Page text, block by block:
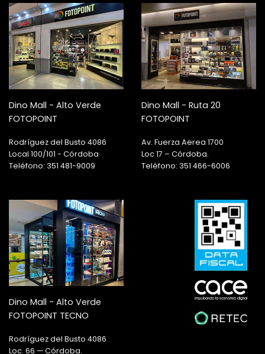
Dino Mall - Alto Verde
FOTOPOINT
Rodríguez del Busto 4086
Local 100/101 - Córdoba
Teléfono: 351 481-9009
Dino Mall - Ruta 20
FOTOPOINT
Av. Fuerza Aerea 1700
Loc 17 – Córdoba.
Teléfono: 351 466-6006
Dino Mall - Alto Verde
FOTOPOINT TECNO
Rodríguez del Busto 4086
Loc. 66 — Córdoba.